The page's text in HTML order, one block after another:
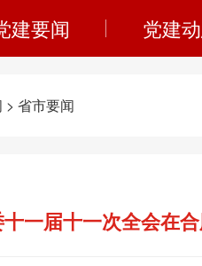
建要闻 党建
> 省市要闻
一届十一次全会在